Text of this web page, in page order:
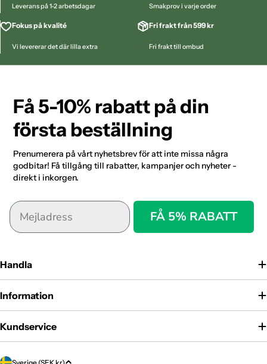
Leverans på 1-2 arbetsdagar Smakprov i varje order
Fokus på kvalité
Vi levererar det där lilla extra
Fri frakt från 599 kr
Fri frakt till ombud
Få 5-10% rabatt på din
första beställning
Prenumerera på vårt nyhetsbrev för att inte missa några
godbitar! Få tillgång till rabatter, kampanjer och nyheter -
direkt i inkorgen.
FÅ 5% RABATT
Handla
Information
Kundservice
Land/region Sverige (SEK kr)